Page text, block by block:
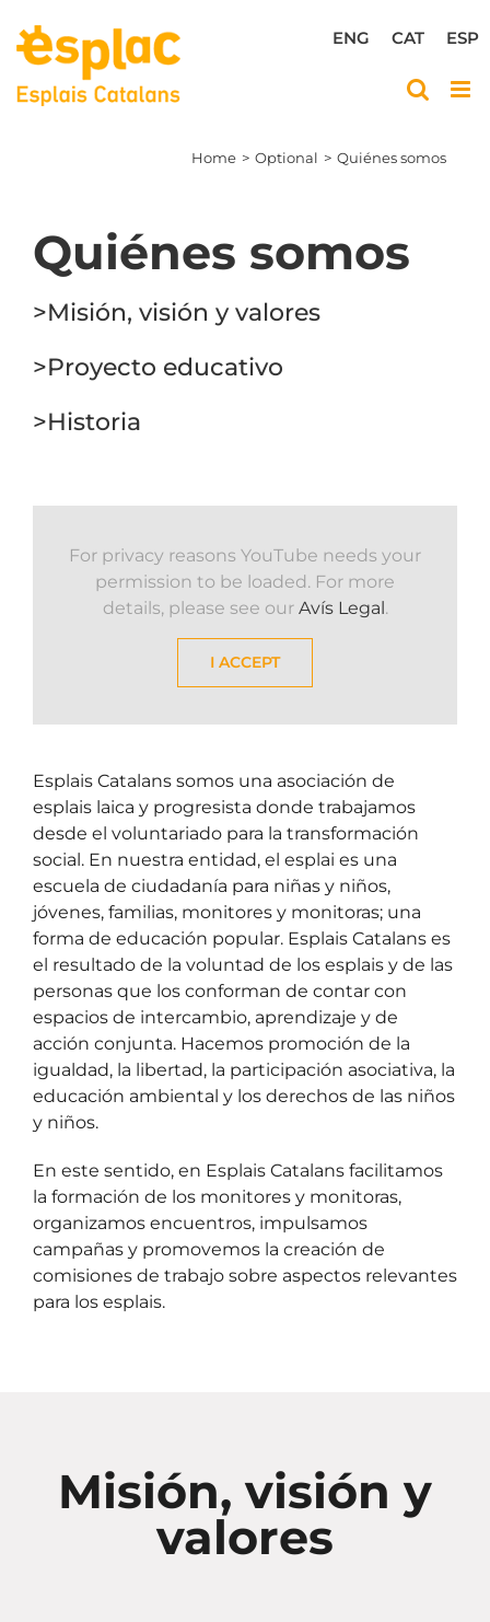
content
ESP
CAT
ENG
Home Optional Quiénes somos
Quiénes somos
>Misión, visión y valores
>Proyecto educativo
>Historia
For privacy reasons YouTube needs your
permission to be loaded. For more
details, please see our Avís Legal .
I ACCEPT
Esplais Catalans somos una asociación de
esplais laica y progresista donde trabajamos
desde el voluntariado para la transformación
social. En nuestra entidad, el esplai es una
escuela de ciudadanía para niñas y niños,
jóvenes, familias, monitores y monitoras; una
forma de educación popular. Esplais Catalans es
el resultado de la voluntad de los esplais y de las
personas que los conforman de contar con
espacios de intercambio, aprendizaje y de
acción conjunta. Hacemos promoción de la
igualdad, la libertad, la participación asociativa, la
educación ambiental y los derechos de las niños
y niños.
En este sentido, en Esplais Catalans facilitamos
la formación de los monitores y monitoras,
organizamos encuentros, impulsamos
campañas y promovemos la creación de
comisiones de trabajo sobre aspectos relevantes
para los esplais.
Misión, visión y
valores